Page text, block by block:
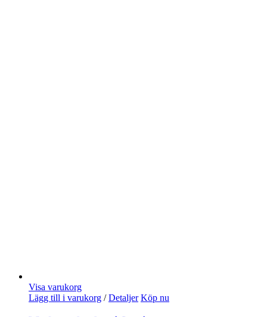
Visa varukorg
Lägg till i varukorg / Detaljer Köp nu